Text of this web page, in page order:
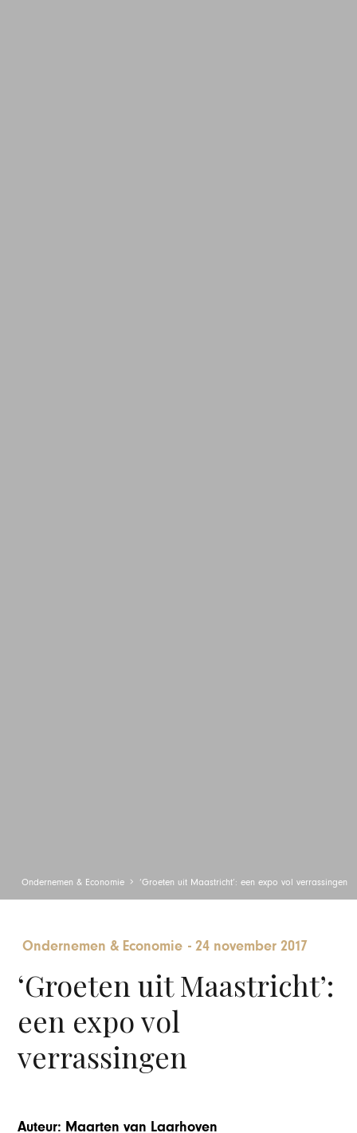
Ondernemen & Economie ‘Groeten uit Maastricht’: een expo vol verrassingen
Ondernemen & Economie -24 november 2017
‘Groeten uit Maastricht’:
een expo vol
verrassingen
Auteur: Maarten van Laarhoven